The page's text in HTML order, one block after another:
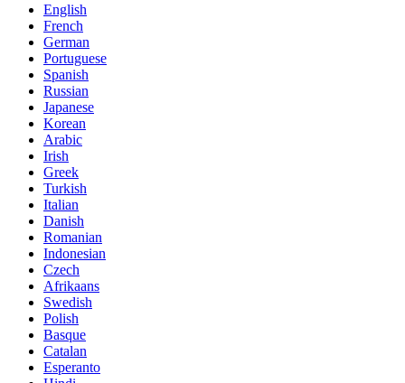
English
French
German
Portuguese
Spanish
Russian
Japanese
Korean
Arabic
Irish
Greek
Turkish
Italian
Danish
Romanian
Indonesian
Czech
Afrikaans
Swedish
Polish
Basque
Catalan
Esperanto